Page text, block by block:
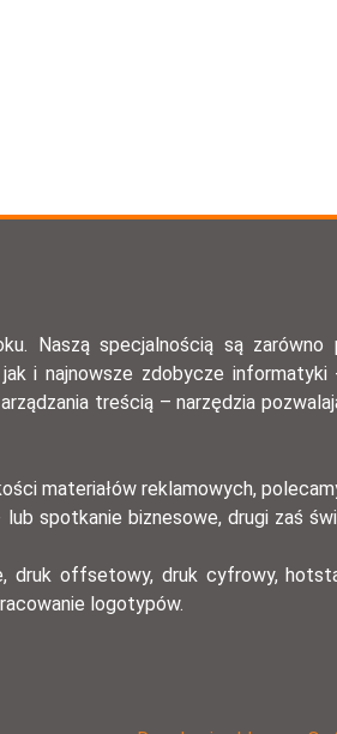
Naszą specjalnością są
i najnowsze zdobycze
treścią – narzędzia
materiałów reklamowych,
spotkanie biznesowe, drugi zaś
druk offsetowy, druk cyfrowy,
logotypów.